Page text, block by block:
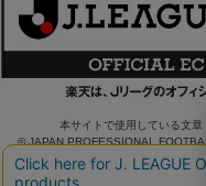
本サイトで使用している文章
© JAPAN PROFESSIONAL